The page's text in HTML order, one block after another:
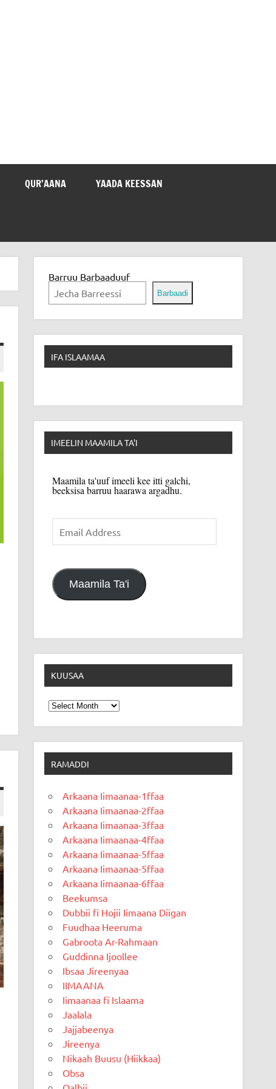
QUR’AANA YAADA KEESSAN
Barruu Barbaaduuf
Barbaadi
IFA ISLAAMAA
IMEELIN MAAMILA TA'I
Maamila ta'uuf imeeli kee itti galchi,
beeksisa barruu haarawa argadhu.
Email
Address
Maamila Ta'i
KUUSAA
Kuusaa
RAMADDI
Arkaana Iimaanaa-1ffaa
Arkaana Iimaanaa-2ffaa
Arkaana Iimaanaa-3ffaa
Arkaana Iimaanaa-4ffaa
Arkaana Iimaanaa-5ffaa
Arkaana Iimaanaa-5ffaa
Arkaana Iimaanaa-6ffaa
Beekumsa
Dubbii fi Hojii Iimaana Diigan
Fuudhaa Heeruma
Gabroota Ar-Rahmaan
Guddinna Ijoollee
Ibsaa Jireenyaa
IIMAANA
Iimaanaa fi Islaama
Jaalala
Jajjabeenya
Jireenya
Nikaah Buusu (Hiikkaa)
Obsa